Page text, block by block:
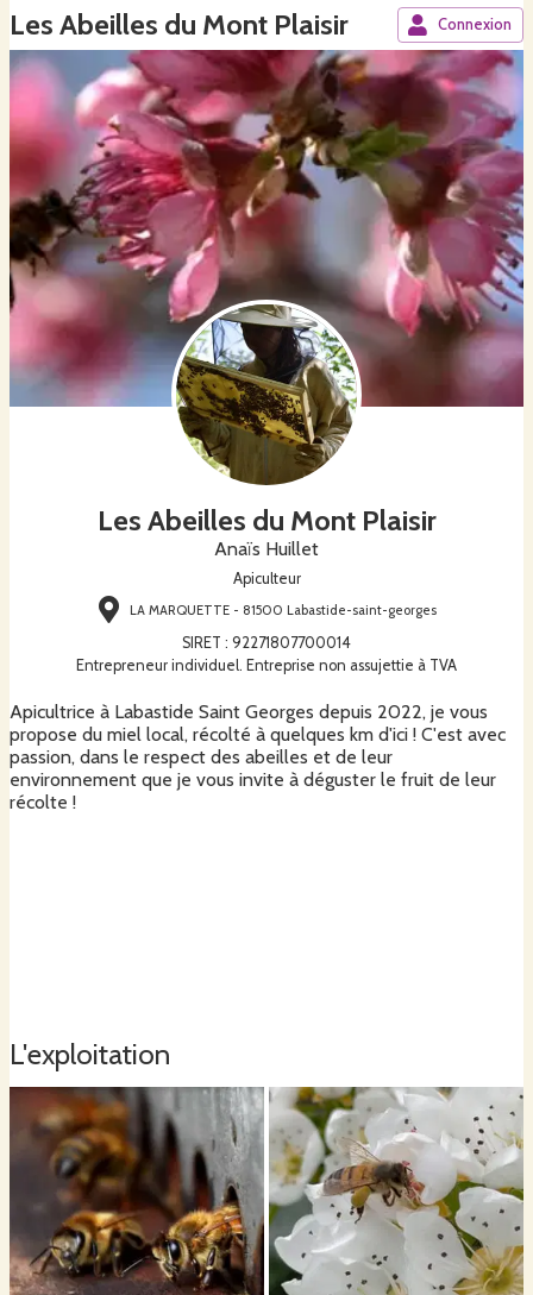
Les Abeilles du Mont Plaisir Connexion
Les Abeilles du Mont Plaisir
Anaïs Huillet
Apiculteur
LA MARQUETTE - 81500 Labastide-saint-georges
SIRET : 92271807700014
Entrepreneur individuel. Entreprise non assujettie à TVA
Apicultrice à Labastide Saint Georges depuis 2022, je vous
propose du miel local, récolté à quelques km d'ici ! C'est avec
passion, dans le respect des abeilles et de leur
environnement que je vous invite à déguster le fruit de leur
récolte !
L'exploitation